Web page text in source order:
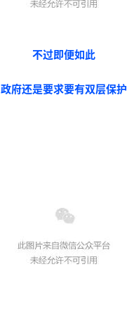
不过即便如此
政府还是要求要有双层保护